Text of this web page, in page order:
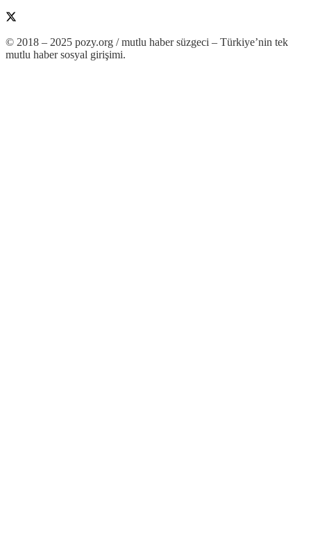
© 2018 – 2025 pozy.org / mutlu haber süzgeci – Türkiye’nin tek
mutlu haber sosyal girişimi.